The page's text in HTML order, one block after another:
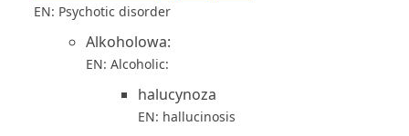
EN: Psychotic disorder
Alkoholowa:
EN: Alcoholic:
halucynoza
EN: hallucinosis